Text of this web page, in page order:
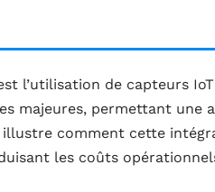
l’utilisation de capteurs
majeures, permettant une
comment cette
les coûts